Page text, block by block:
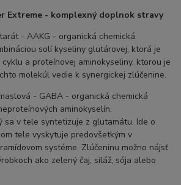
Extreme - komplexný doplnok stravy
- AAKG - organická chemická
solí kyseliny glutárovej, ktorá je
a proteínovej aminokyseliny, ktorou je
molekúl vedie k synergickej zlúčenine.
- GABA - organická chemická
aminokyselín.
sa v tele syntetizuje z glutamátu. Ide o
tele vyskytuje predovšetkým v
systéme. Zlúčeninu možno nájsť
ako zelený čaj, siláž, sója alebo